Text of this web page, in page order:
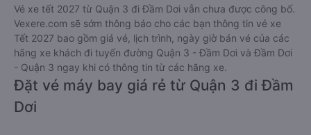
Vé xe tết 2027 từ Quận 3 đi Đầm Dơi vẫn chưa được công bố.
Vexere.com sẽ sớm thông báo cho các bạn thông tin vé xe
Tết 2027 bao gồm giá vé, lịch trình, ngày giờ bán vé của các
hãng xe khách đi tuyến đường Quận 3 - Đầm Dơi và Đầm Dơi
- Quận 3 ngay khi có thông tin từ các hãng xe.
Đặt vé máy bay giá rẻ từ Quận 3 đi Đầm
Dơi